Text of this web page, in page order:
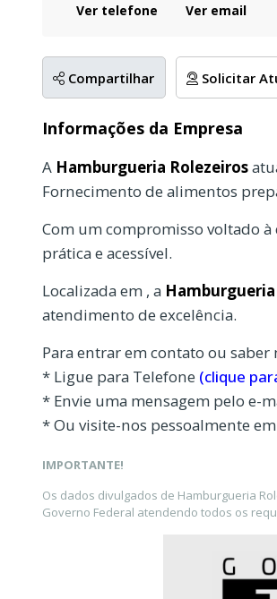
Ver telefone Ver email
Compartilhar Solicitar
Informações da Empresa
A Hamburgueria Rolezeiros
Fornecimento de alimentos
Com um compromisso voltado
prática e acessível.
Localizada em , a
atendimento de excelência.
Para entrar em contato ou
* Ligue para Telefone (clique
* Envie uma mensagem pelo e-
* Ou visite-nos pessoalmente
IMPORTANTE!
Os dados divulgados de Hamburgueria
Governo Federal atendendo todos os